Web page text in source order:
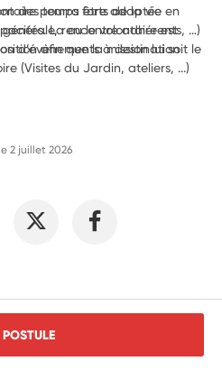
des temps forts de la vie
générale, rencontre adhérents, …)
d’évènements à destination
(Visites du Jardin, ateliers, ...)
le Jardin et ses activités
activités du Jardin
pourra être adaptée en
La ou le volontaire est
afin que la mission lui soit le
2 juillet 2026